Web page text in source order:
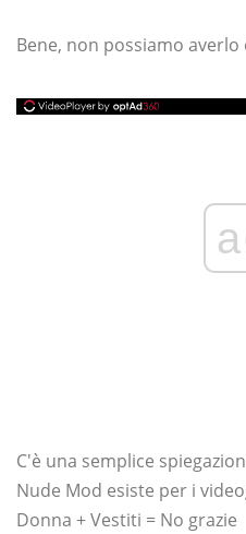
Bene, non possiamo averlo
C'è una semplice
Nude Mod esiste per i
Donna + Vestiti = No grazie